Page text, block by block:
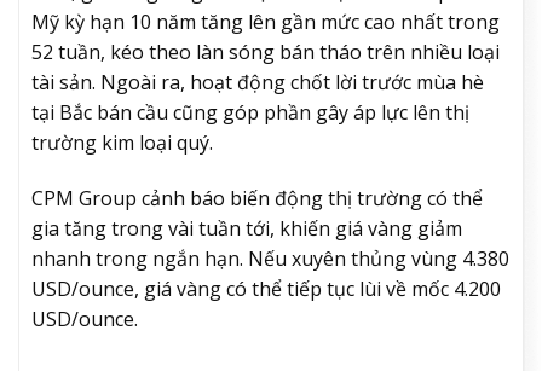
Mỹ kỳ hạn 10 năm tăng lên gần mức cao nhất trong
52 tuần, kéo theo làn sóng bán tháo trên nhiều loại
tài sản. Ngoài ra, hoạt động chốt lời trước mùa hè
tại Bắc bán cầu cũng góp phần gây áp lực lên thị
trường kim loại quý.
CPM Group cảnh báo biến động thị trường có thể
gia tăng trong vài tuần tới, khiến giá vàng giảm
nhanh trong ngắn hạn. Nếu xuyên thủng vùng 4.380
USD/ounce, giá vàng có thể tiếp tục lùi về mốc 4.200
USD/ounce.